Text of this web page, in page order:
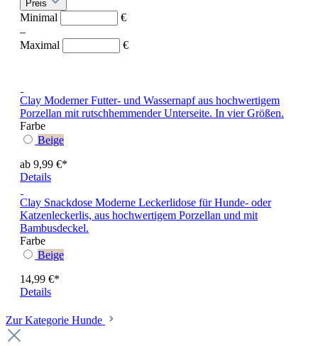
Preis
Minimal
€
–
Maximal
€
Clay Moderner Futter- und Wassernapf aus hochwertigem
Porzellan mit rutschhemmender Unterseite. In vier Größen.
Farbe
Beige
ab 9,99 €*
Details
Clay Snackdose Moderne Leckerlidose für Hunde- oder
Katzenleckerlis, aus hochwertigem Porzellan und mit
Bambusdeckel.
Farbe
Beige
14,99 €*
Details
Zur Kategorie Hunde